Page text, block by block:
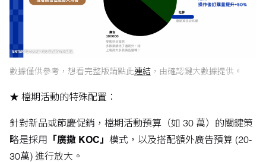
數據僅供參考，想看完整版請點此連結 ，由確認鍵大數據提供。
★ 檔期活動的特殊配置：
針對新品或節慶促銷，檔期活動預算（如 30 萬）的關鍵策
略是採用 「廣撒 KOC」 模式，以及搭配額外廣告預算 (20-
30萬) 進行放大。